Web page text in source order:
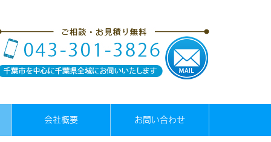
会社概要 お問い合わせ